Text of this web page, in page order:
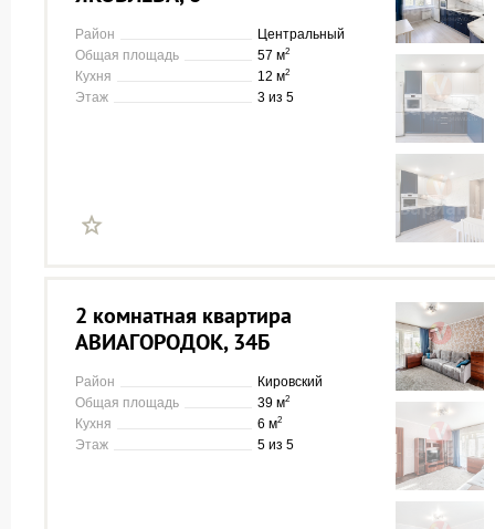
Район
Центральный
Общая площадь
57 м2
Кухня 12 м2
Этаж 3 из 5
2 комнатная квартира
АВИАГОРОДОК, 34Б
Район
Кировский
Общая площадь
39 м2
Кухня 6 м2
Этаж 5 из 5